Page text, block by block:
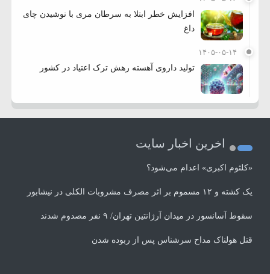
افزایش خطر ابتلا به سرطان مری با نوشیدن چای
داغ
۱۴۰۵-۰۵-۱۴
تولید داروی آهسته رهش ترک اعتیاد در کشور
اخرین اخبار سایت
«کلثوم اکبری» اعدام می‌شود؟
یک کشته و ۱۲ مسموم بر اثر مصرف مشروبات الکلی در نیشابور
سقوط آسانسور در میدان آرژانتین تهران/ ۹ نفر مصدوم شدند
قتل هولناک مداح سرشناس پس از ربوده شدن